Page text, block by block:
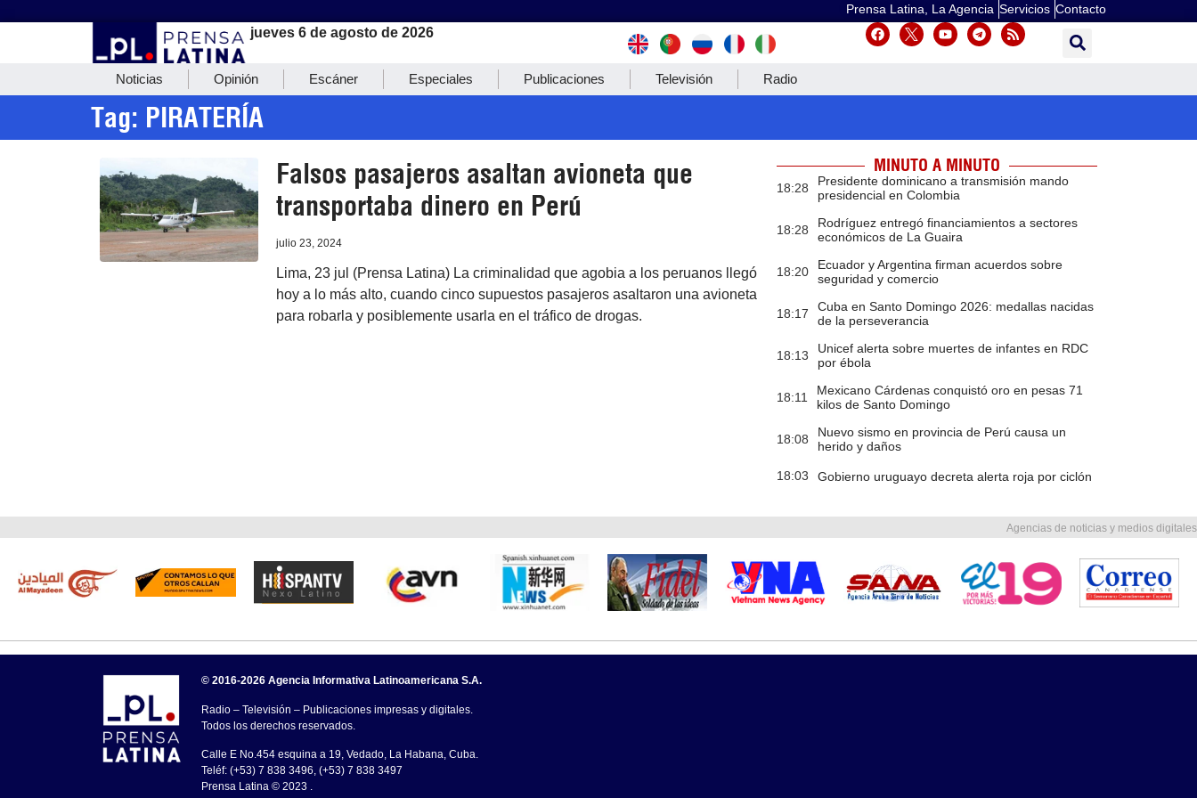
Prensa Latina, La Agencia Servicios Contacto
jueves 6 de agosto de 2026
Noticias Opinión Escáner Especiales Publicaciones Televisión Radio
Tag: PIRATERÍA
Falsos pasajeros asaltan avioneta que
transportaba dinero en Perú
julio 23, 2024
Lima, 23 jul (Prensa Latina) La criminalidad que agobia a los peruanos llegó
hoy a lo más alto, cuando cinco supuestos pasajeros asaltaron una avioneta
para robarla y posiblemente usarla en el tráfico de drogas.
MINUTO A MINUTO
18:28
Presidente dominicano a transmisión mando
presidencial en Colombia
18:28
Rodríguez entregó financiamientos a sectores
económicos de La Guaira
18:20
Ecuador y Argentina firman acuerdos sobre
seguridad y comercio
18:17
Cuba en Santo Domingo 2026: medallas nacidas
de la perseverancia
18:13
Unicef alerta sobre muertes de infantes en RDC
por ébola
18:11
Mexicano Cárdenas conquistó oro en pesas 71
kilos de Santo Domingo
18:08
Nuevo sismo en provincia de Perú causa un
herido y daños
18:03 Gobierno uruguayo decreta alerta roja por ciclón
Agencias de noticias y medios digitales
© 2016-2026 Agencia Informativa Latinoamericana S.A.
Radio – Televisión – Publicaciones impresas y digitales.
Todos los derechos reservados.
Calle E No.454 esquina a 19, Vedado, La Habana, Cuba.
Teléf: (+53) 7 838 3496, (+53) 7 838 3497
Prensa Latina © 2023 .